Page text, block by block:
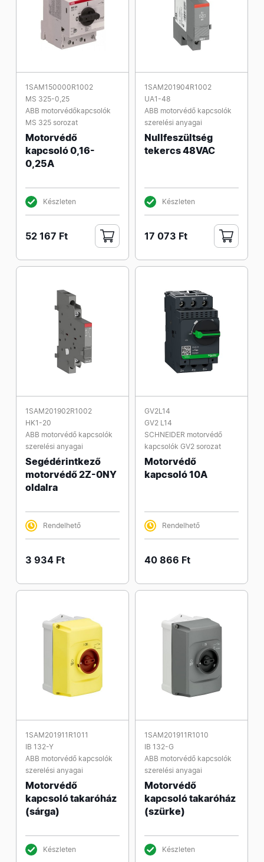
1SAM150000R1002
MS 325-0,25
ABB motorvédőkapcsolók
MS 325 sorozat
Motorvédő
kapcsoló 0,16-
0,25A
Készleten
52 167 Ft
1SAM201904R1002
UA1-48
ABB motorvédő kapcsolók
szerelési anyagai
Nullfeszültség
tekercs 48VAC
Készleten
17 073 Ft
1SAM201902R1002
HK1-20
ABB motorvédő kapcsolók
szerelési anyagai
Segédérintkező
motorvédő 2Z-0NY
oldalra
Rendelhető
3 934 Ft
GV2L14
GV2 L14
SCHNEIDER motorvédő
kapcsolók GV2 sorozat
Motorvédő
kapcsoló 10A
Rendelhető
40 866 Ft
1SAM201911R1011
IB 132-Y
ABB motorvédő kapcsolók
szerelési anyagai
Motorvédő
kapcsoló takaróház
(sárga)
Készleten
1SAM201911R1010
IB 132-G
ABB motorvédő kapcsolók
szerelési anyagai
Motorvédő
kapcsoló takaróház
(szürke)
Készleten